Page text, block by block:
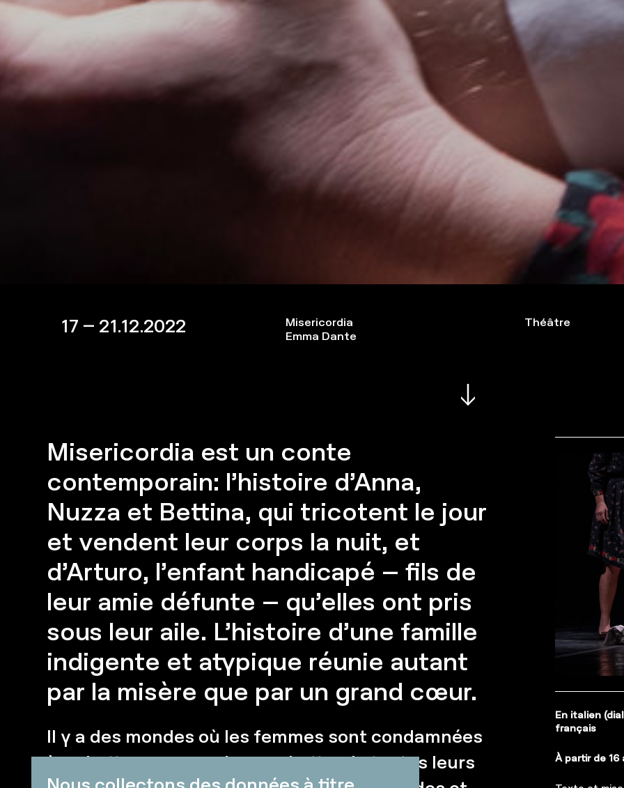
17 – 21.12.2022
Misericordia
Emma Dante
Théâtre
Misericordia est un conte
contemporain: l’histoire d’Anna,
Nuzza et Bettina, qui tricotent le jour
et vendent leur corps la nuit, et
d’Arturo, l’enfant handicapé – fils de
leur amie défunte – qu’elles ont pris
sous leur aile. L’histoire d’une famille
indigente et atypique réunie autant
par la misère que par un grand cœur.
Il y a des mondes où les femmes sont condamnées
à se battre pour survivre, se battre de toutes leurs
En italien
français
À partir de 16